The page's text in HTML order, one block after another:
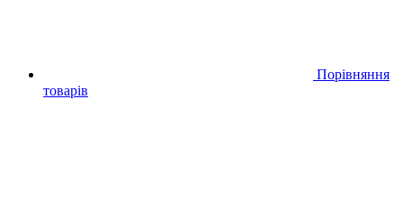
Порівняння
товарів